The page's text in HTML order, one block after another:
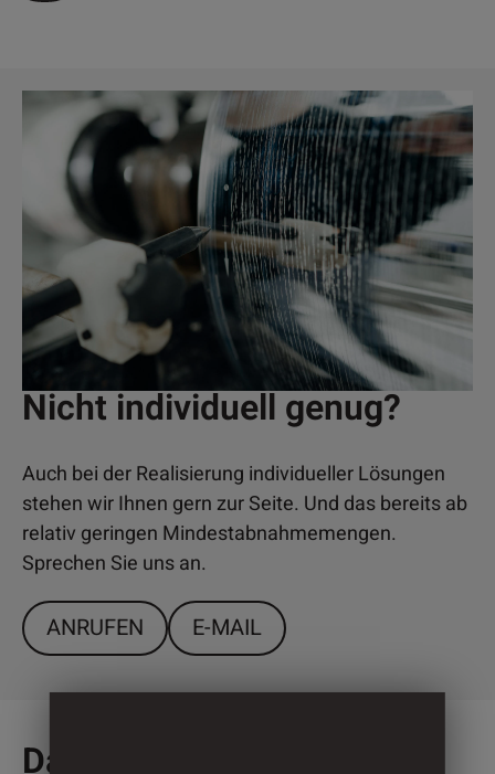
Nicht individuell genug?
Auch bei der Realisierung individueller Lösungen
stehen wir Ihnen gern zur Seite. Und das bereits ab
relativ geringen Mindestabnahmemengen.
Sprechen Sie uns an.
ANRUFEN E-MAIL
Das könnte Sie auch